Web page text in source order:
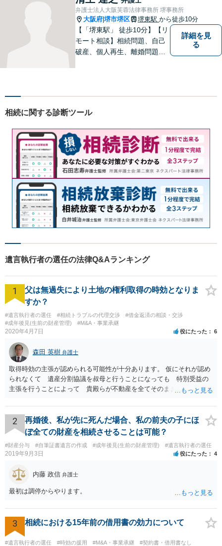
を活かし、迅速な解決を目指
します。【夜間土日祝可】
弁護士法人大阪芙蓉法律事務所 堺事務所
大阪府 堺市堺区 堺東駅 から徒歩10分
【「堺東駅」 徒歩10分】【リ
モート相談】相続問題、自己
破産、個人再生、離婚問題な
イス致しますので、お気軽に
詳細を見
る
相続に関する診断ツール
遺言執行者の選任の法律Q&Aランキング
1
父は無過失により土地の権利取得の時効となりま
すか？
#遺言執行者の選任 #相続トラブルの代理交渉
#借金返済の相談・交渉
#成年後見(生前の財産管理)
#M&A・事業承継
2020年4月7日 役にたった 6
森田 英樹 弁護士
取得時効の主張が認められる可能性が十分あります。 仮にそれが認め
られなくて 遺産分割協議を叔母と行うことになっても 特別受益の
主張を行うことによって 貴殿らが不動産を全てそのまま取得できる
2
再婚後、私が先に死んだ場合、私の前夫の子にほ
ぼ全ての財産を相続させることは可能？
#財産分与 #自筆証書遺言の作成 #成年後見(生前の財産管理) #遺言執行者の選任
2019年9月3日 役にたった 4
内藤 政信 弁護士
最初は調停からやります。
3 相続における15年前の借用書の効力について
#遺言執行者の選任 #時効の援用 #M&A・事業承継 #契約書・借用書なし